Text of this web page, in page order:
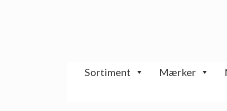
Sortiment Mærker